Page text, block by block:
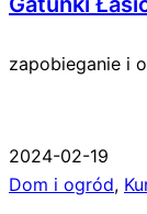
zapobieganie i
2024-02-19
Dom i ogród,